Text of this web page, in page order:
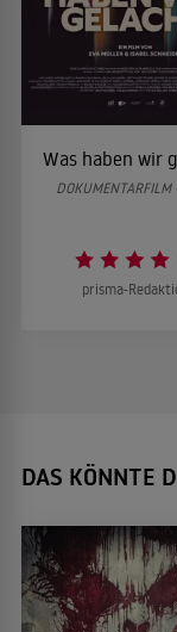
Was haben wir
prisma-
DAS KÖNNTE